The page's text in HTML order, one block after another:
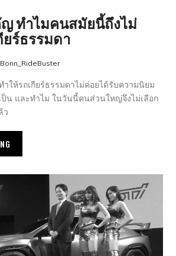
ทำไมคนสมัยนี้ถึงไม่
ยร์ธรรมดา
Bonn_RideBuster
ำให้รถเกียร์ธรรมดาไม่ค่อยได้รับความนิยม
ป็น และทำไม ในวันนี้คนส่วนใหญ่จึงไม่เลือก
ว